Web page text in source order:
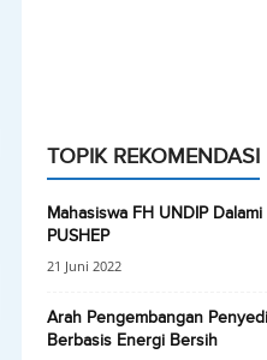
TOPIK REKOMENDASI
Mahasiswa FH UNDIP
PUSHEP
21 Juni 2022
Arah Pengembangan
Berbasis Energi Bersih